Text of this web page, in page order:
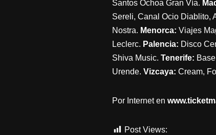
Santos Ochoa Gran Vía.
Sereli, Canal Ocio Diablito,
Nostra. Menorca: Viajes
Leclerc. Palencia: Disco
Shiva Music. Tenerife:
Urende. Vizcaya: Cream,
Por Internet en
Post Views: